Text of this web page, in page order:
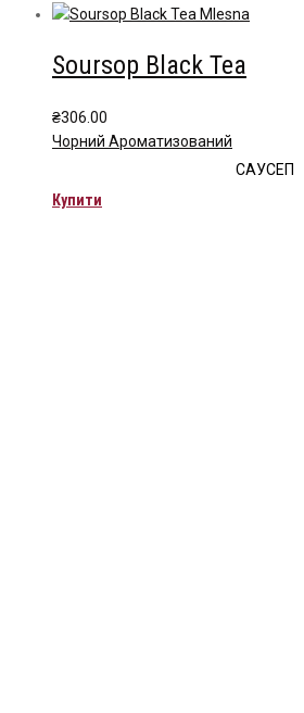
Soursop Black Tea
₴306.00
Чорний Ароматизований
САУСЕП
Купити